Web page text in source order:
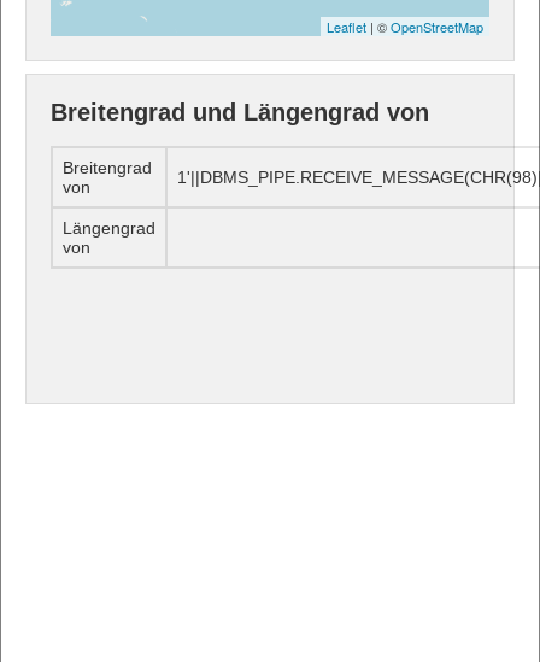
Leaflet | ©OpenStreetMap
Breitengrad und Längengrad von
Breitengrad
von
Längengrad
von